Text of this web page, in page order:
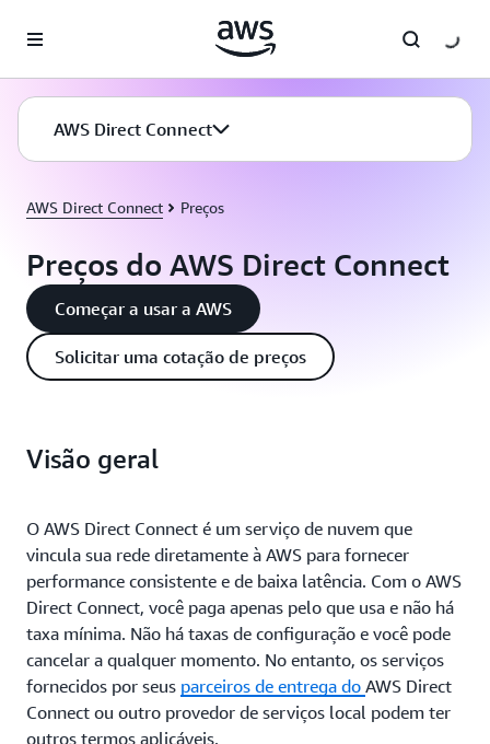
Pular para o conteúdo principal
AWS Direct Connect
AWS Direct Connect Preços
Preços do AWS Direct Connect
Começar a usar a AWS
Solicitar uma cotação de preços
Visão geral
O AWS Direct Connect é um serviço de nuvem que
vincula sua rede diretamente à AWS para fornecer
performance consistente e de baixa latência. Com o AWS
Direct Connect, você paga apenas pelo que usa e não há
taxa mínima. Não há taxas de configuração e você pode
cancelar a qualquer momento. No entanto, os serviços
fornecidos por seus parceiros de entrega do AWS Direct
Connect ou outro provedor de serviços local podem ter
outros termos aplicáveis.